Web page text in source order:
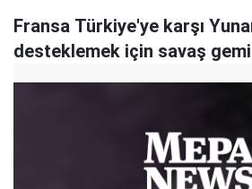
Fransa Türkiye'ye karşı
desteklemek için savaş